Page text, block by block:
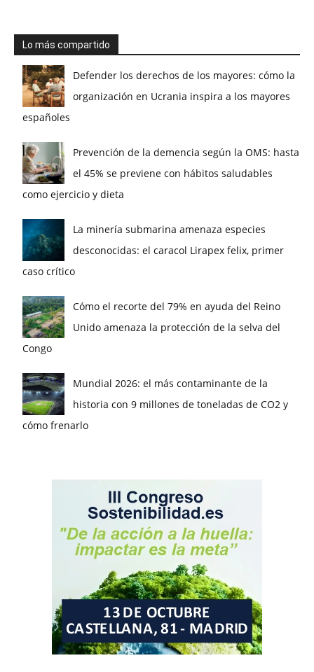
Lo más compartido
Defender los derechos de los mayores: cómo la
organización en Ucrania inspira a los mayores
españoles
Prevención de la demencia según la OMS: hasta
el 45% se previene con hábitos saludables
como ejercicio y dieta
La minería submarina amenaza especies
desconocidas: el caracol Lirapex felix, primer
caso crítico
Cómo el recorte del 79% en ayuda del Reino
Unido amenaza la protección de la selva del
Congo
Mundial 2026: el más contaminante de la
historia con 9 millones de toneladas de CO2 y
cómo frenarlo